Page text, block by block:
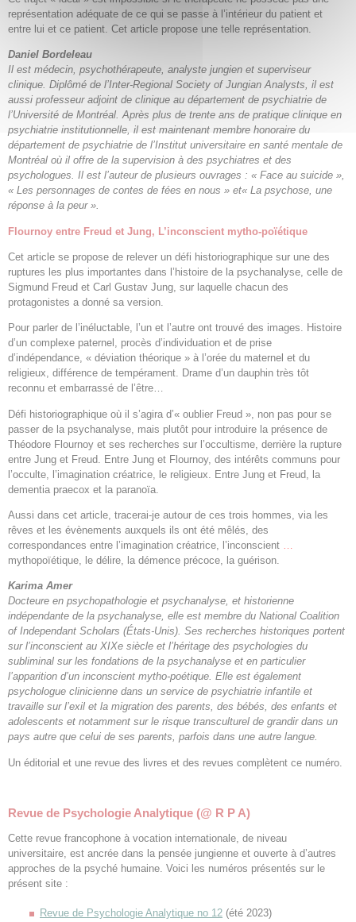
représentation adéquate de ce qui se passe à l’intérieur du patient et
entre lui et ce patient. Cet article propose une telle représentation.
Daniel Bordeleau
Il est médecin, psychothérapeute, analyste jungien et superviseur
clinique. Diplômé de l’Inter-Regional Society of Jungian Analysts, il est
aussi professeur adjoint de clinique au département de psychiatrie de
l’Université de Montréal. Après plus de trente ans de pratique clinique en
psychiatrie institutionnelle, il est maintenant membre honoraire du
département de psychiatrie de l’Institut universitaire en santé mentale de
Montréal où il offre de la supervision à des psychiatres et des
psychologues. Il est l’auteur de plusieurs ouvrages : « Face au suicide »,
« Les personnages de contes de fées en nous » et« La psychose, une
réponse à la peur ».
Flournoy entre Freud et Jung, L’inconscient mytho-poïétique
Cet article se propose de relever un défi historiographique sur une des
ruptures les plus importantes dans l’histoire de la psychanalyse, celle de
Sigmund Freud et Carl Gustav Jung, sur laquelle chacun des
protagonistes a donné sa version.
Pour parler de l’inéluctable, l’un et l’autre ont trouvé des images. Histoire
d’un complexe paternel, procès d’individuation et de prise
d’indépendance, « déviation théorique » à l’orée du maternel et du
religieux, différence de tempérament. Drame d’un dauphin très tôt
reconnu et embarrassé de l’être…
Défi historiographique où il s’agira d’« oublier Freud », non pas pour se
passer de la psychanalyse, mais plutôt pour introduire la présence de
Théodore Flournoy et ses recherches sur l’occultisme, derrière la rupture
entre Jung et Freud. Entre Jung et Flournoy, des intérêts communs pour
l’occulte, l’imagination créatrice, le religieux. Entre Jung et Freud, la
dementia praecox et la paranoïa.
Aussi dans cet article, tracerai-je autour de ces trois hommes, via les
rêves et les évènements auxquels ils ont été mêlés, des
correspondances entre l’imagination créatrice, l’inconscient …
mythopoïétique, le délire, la démence précoce, la guérison.
Karima Amer
Docteure en psychopathologie et psychanalyse, et historienne
indépendante de la psychanalyse, elle est membre du National Coalition
of Independant Scholars (États-Unis). Ses recherches historiques portent
sur l’inconscient au XIXe siècle et l’héritage des psychologies du
subliminal sur les fondations de la psychanalyse et en particulier
l’apparition d’un inconscient mytho-poétique. Elle est également
psychologue clinicienne dans un service de psychiatrie infantile et
travaille sur l’exil et la migration des parents, des bébés, des enfants et
adolescents et notamment sur le risque transculturel de grandir dans un
pays autre que celui de ses parents, parfois dans une autre langue.
Un éditorial et une revue des livres et des revues complètent ce numéro.
Revue de Psychologie Analytique (@ R P A)
Cette revue francophone à vocation internationale, de niveau
universitaire, est ancrée dans la pensée jungienne et ouverte à d’autres
approches de la psyché humaine. Voici les numéros présentés sur le
présent site :
Revue de Psychologie Analytique no 12 (été 2023)